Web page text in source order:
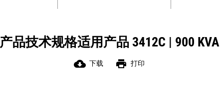
产品技术规格适用产品 3412C | 900 KVA
cloud_download 下载 print 打印